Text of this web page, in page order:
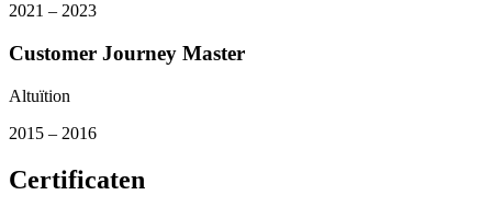
2021 – 2023
Customer Journey Master
Altuïtion
2015 – 2016
Certificaten